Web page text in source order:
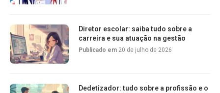
Diretor escolar: saiba tudo sobre a
carreira e sua atuação na gestão
Publicado em 20 de julho de 2026
Dedetizador: tudo sobre a profissão e o